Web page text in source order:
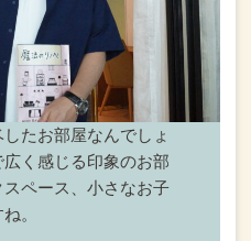
たお部屋なんでしょ
く感じる印象のお部
ペース、小さなお子
。